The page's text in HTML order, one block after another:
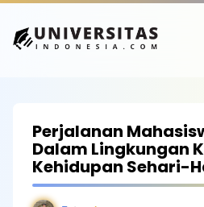
Perjalanan
Dalam Lingkungan
Kehidupan Sehari-